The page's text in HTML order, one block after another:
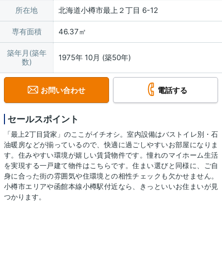
所在地 北海道小樽市最上２丁目 6-12
専有面積 46.37㎡
築年月(築年
数)
1975年 10月 (築50年)
お問い合わせ 電話する
セールスポイント
「最上2丁目貸家」のここがイチオシ。室内設備はバストイレ別・石
油暖房などが揃っているので、快適に過ごしやすいお部屋になりま
す。住みやすい環境が嬉しい賃貸物件です。憧れのマイホーム生活
を実現する一戸建て物件はこちらです。住まい選びと同様に、ご自
身に合った街の雰囲気や住環境との相性チェックも欠かせません。
小樽市エリアや函館本線小樽駅付近なら、きっといいお住まいが見
つかります。